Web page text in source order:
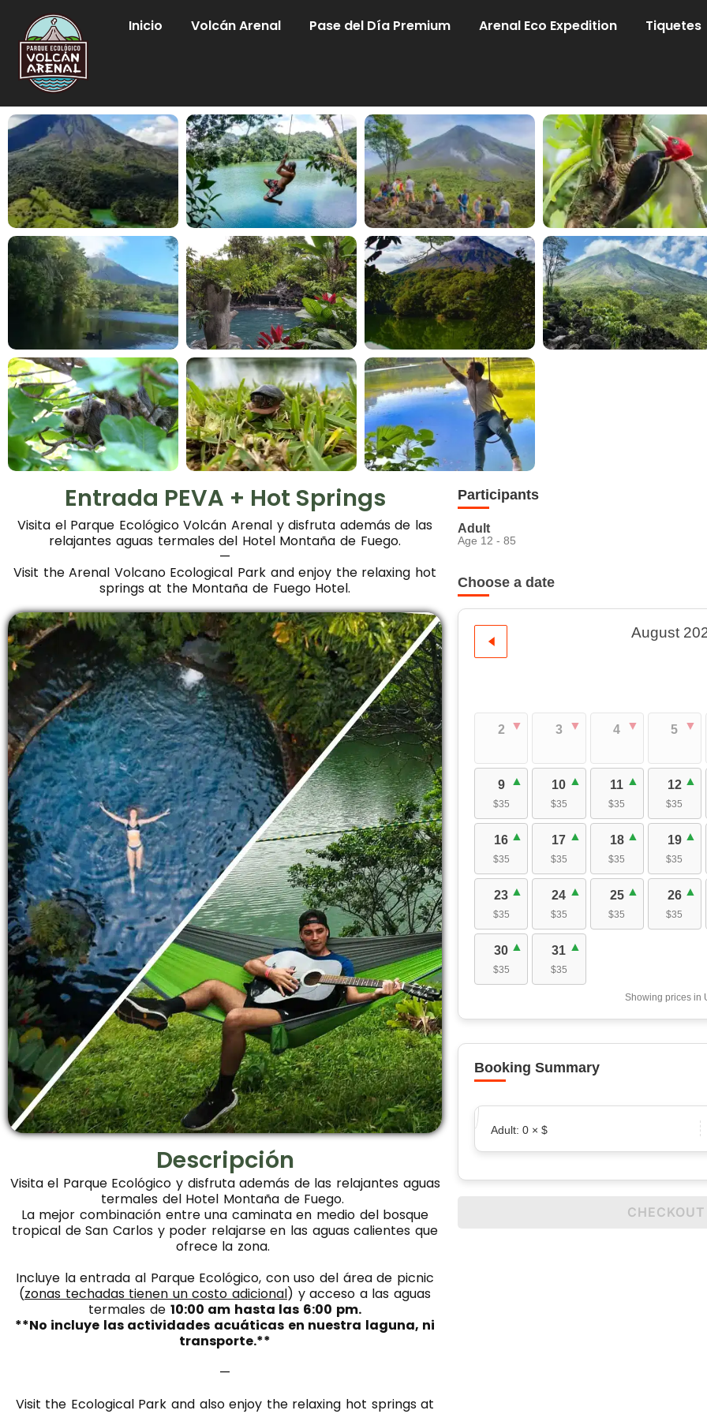
Inicio Volcán Arenal Pase del Día Premium Arenal Eco Expedition Tiquetes
Entrada PEVA + Hot Springs
Visita el Parque Ecológico Volcán Arenal y disfruta además de las
relajantes aguas termales del Hotel Montaña de Fuego.
—
Visit the Arenal Volcano Ecological Park and enjoy the relaxing hot
springs at the Montaña de Fuego Hotel.
Descripción
Visita el Parque Ecológico y disfruta además de las relajantes aguas
termales del Hotel Montaña de Fuego.
La mejor combinación entre una caminata en medio del bosque
tropical de San Carlos y poder relajarse en las aguas calientes que
ofrece la zona.
Incluye la entrada al Parque Ecológico, con uso del área de picnic
(zonas techadas tienen un costo adicional) y acceso a las aguas
termales de 10:00 am hasta las 6:00 pm.
**No incluye las actividades acuáticas en nuestra laguna, ni
transporte.**
—
Visit the Ecological Park and also enjoy the relaxing hot springs at
Participants
Adult
Age 12 - 85
Choose a date
August
2 3 4 5
9
$35
10
$35
11
$35
12
$35
16
$35
17
$35
18
$35
19
$35
23
$35
24
$35
25
$35
26
$35
30
$35
31
$35
Showing prices in
Booking Summary
Adult: 0 × $
CHECKOUT